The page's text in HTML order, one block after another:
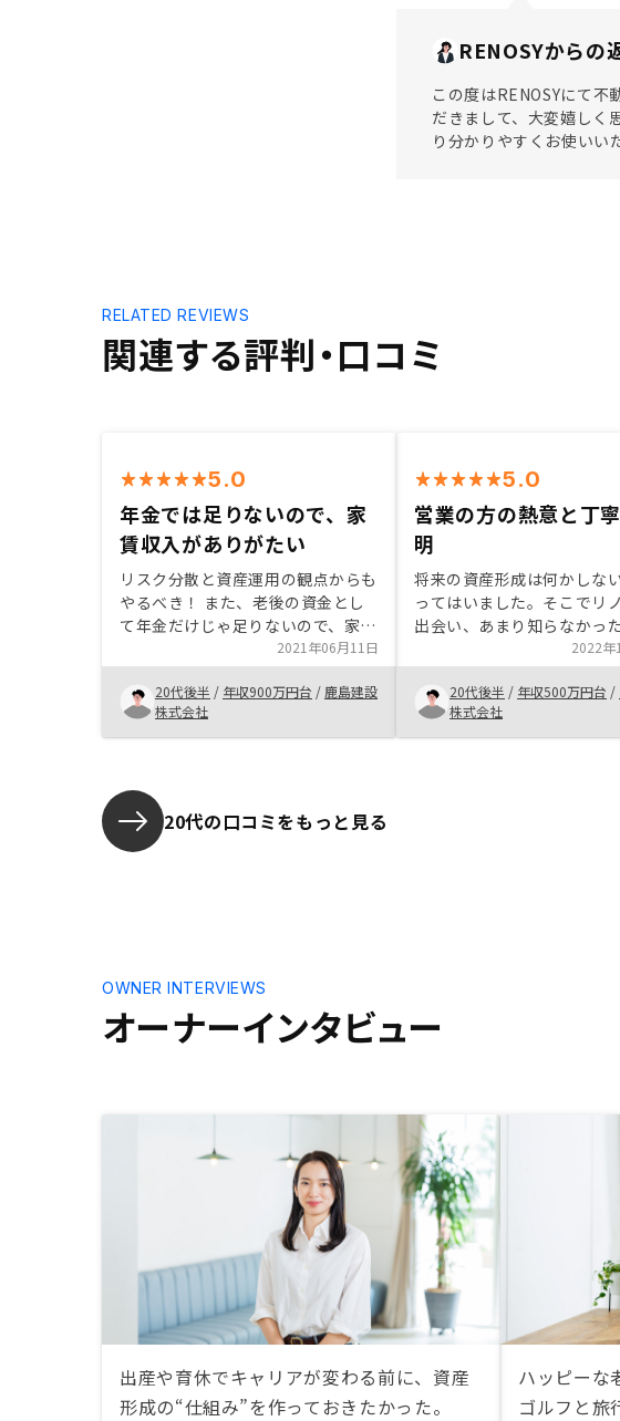
RENOSYからの
この度はRENOSYにて
だきまして、大変嬉しく
り分かりやすくお使いい
関連する評判・口コミ
RELATED REVIEWS
5.0
年金では足りないので、家
賃収入がありがたい
リスク分散と資産運用の観点からも
やるべき！ また、老後の資金とし
て年金だけじゃ足りないので、家賃
収入があるのはありがたい。2021年06月11日
20代後半 / 年収900万円台 / 鹿島建設
株式会社
5.0
営業の方の熱意と丁
明
将来の資産形成は何かしな
ってはいました。そこでリ
出会い、あまり知らなかっ
投資のことを丁寧に教えて
分自身とてもメリットのあ
と感じました。そして営業
の熱意に感動しました。購入
ポートも手厚く、これから
2022年
20代後半 / 年収500万円台 /
株式会社
20代の口コミをもっと見る
オーナーインタビュー
OWNER INTERVIEWS
出産や育休でキャリアが変わる前に、資産
形成の“仕組み”を作っておきたかった。
ハッピーな
ゴルフと旅